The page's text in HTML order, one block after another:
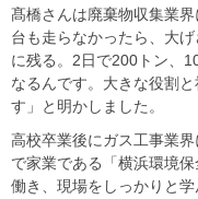
髙橋さんは廃棄物収集業
台も走らなかったら、大
に残る。2日で200トン、
なるんです。大きな役割
す」と明かしました。
高校卒業後にガス工事業
で家業である「横浜環境
働き、現場をしっかりと